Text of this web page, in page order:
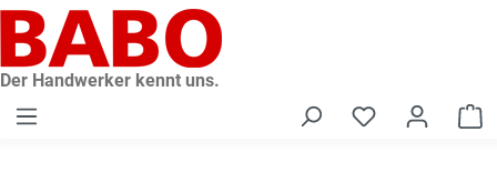
springen
Der Handwerker kennt uns.